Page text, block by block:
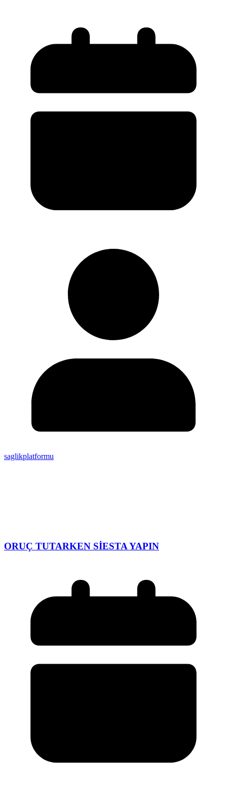
saglikplatformu
ORUÇ TUTARKEN SİESTA YAPIN